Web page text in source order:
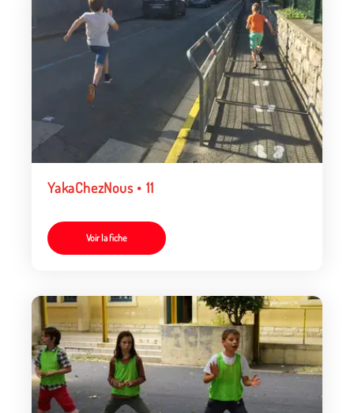
YakaChezNous • 11
Voir la fiche